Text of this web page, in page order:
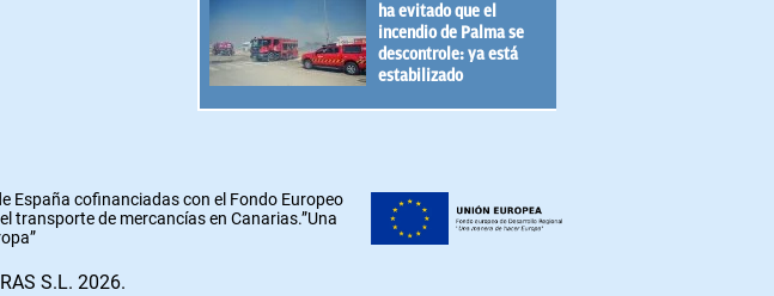
ha evitado que el
incendio de Palma se
descontrole: ya está
estabilizado
España cofinanciadas con el Fondo Europeo
transporte de mercancías en Canarias.”Una
S.L. 2026.